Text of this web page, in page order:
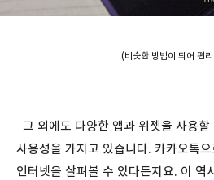
(비슷한 방법이 되어 편
그 외에도 다양한 앱과 위젯을 사용
사용성을 가지고 있습니다. 카카오톡
인터넷을 살펴볼 수 있다든지요. 이 역